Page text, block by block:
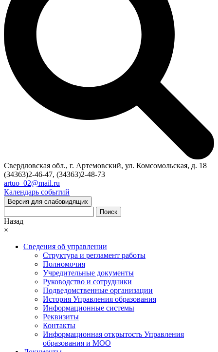
Свердловская обл., г. Артемовский, ул. Комсомольская, д. 18
(34363)2-46-47, (34363)2-48-73
artuo_02@mail.ru
Календарь событий
Версия для слабовидящих
Поиск
Назад
×
Сведения об управлении
Структура и регламент работы
Полномочия
Учредительные документы
Руководство и сотрудники
Подведомственные организации
История Управления образования
Информационные системы
Реквизиты
Контакты
Информационная открытость Управления
образования и МОО